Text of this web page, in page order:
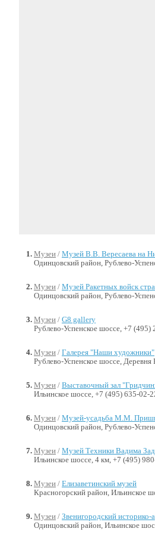
Музеи / Музей В.В. Вересаева на
Одинцовский район, Рублево-
Музеи / Музей Ракетных войск
Одинцовский район, Рублево-
Музеи / G8 gallery
Рублево-Успенское шоссе, +7 (495)
Музеи / Галерея "Наши художники"
Рублево-Успенское шоссе,
Музеи / Выставочный зал
Ильинское шоссе, +7 (495) 635-02-
Музеи / Музей-усадьба М.М.
Одинцовский район, Рублево-
Музеи / Музей Техники Вадима
Ильинское шоссе, 4 км, +7 (495)
Музеи / Елизаветинский музей
Красногорский район, Ильинское
Музеи / Звенигородский
Одинцовский район, Ильинское